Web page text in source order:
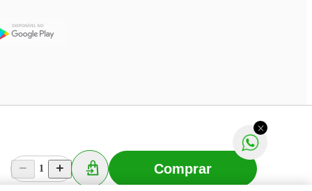
1 Comprar
prévio. Fast Shop S. A. CNPJ: 43.708.379/0001-
Selecionar os Cookies